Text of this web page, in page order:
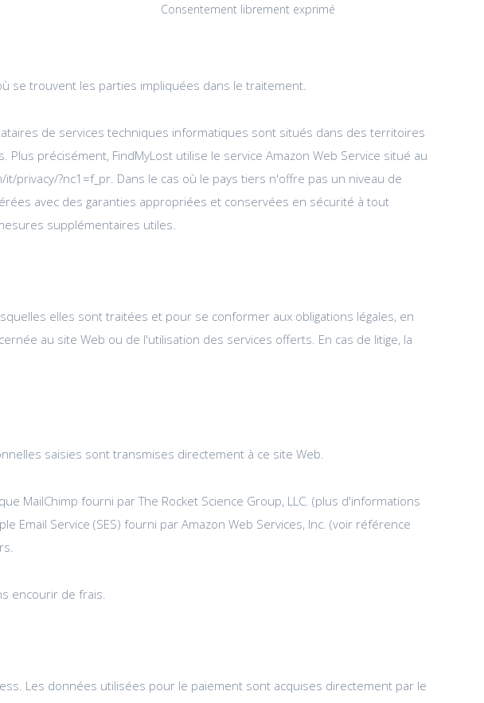
Consentement librement exprimé
se trouvent les parties impliquées dans le traitement.
de services techniques informatiques sont situés dans des territoires
précisément, FindMyLost utilise le service Amazon Web Service situé au
privacy/?nc1=f_pr. Dans le cas où le pays tiers n'offre pas un niveau de
avec des garanties appropriées et conservées en sécurité à tout
supplémentaires utiles.
elles sont traitées et pour se conformer aux obligations légales, en
au site Web ou de l'utilisation des services offerts. En cas de litige, la
saisies sont transmises directement à ce site Web.
MailChimp fourni par The Rocket Science Group, LLC. (plus d'informations
Service (SES) fourni par Amazon Web Services, Inc. (voir référence
encourir de frais.
Les données utilisées pour le paiement sont acquises directement par le